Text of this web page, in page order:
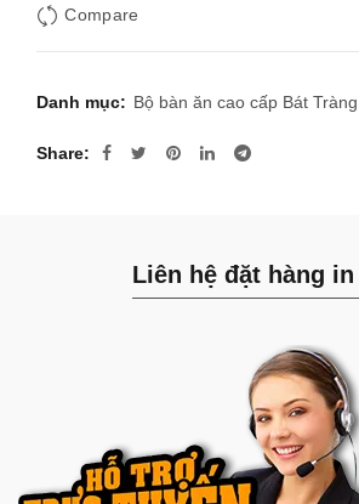
Compare
Danh mục: Bộ bàn ăn cao cấp Bát Tràng
Share
Liên hệ đặt hàng